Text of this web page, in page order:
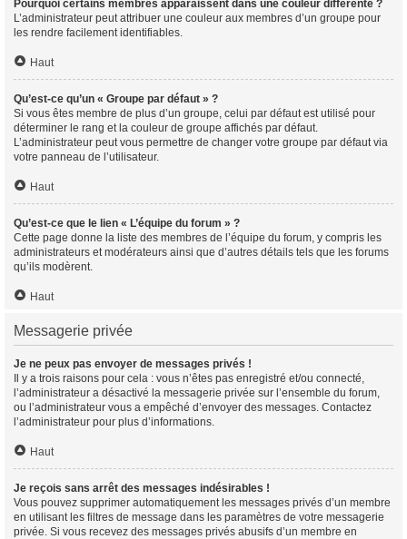
Pourquoi certains membres apparaissent dans une couleur différente ?
L’administrateur peut attribuer une couleur aux membres d’un groupe pour
les rendre facilement identifiables.
Haut
Qu’est-ce qu’un « Groupe par défaut » ?
Si vous êtes membre de plus d’un groupe, celui par défaut est utilisé pour
déterminer le rang et la couleur de groupe affichés par défaut.
L’administrateur peut vous permettre de changer votre groupe par défaut via
votre panneau de l’utilisateur.
Haut
Qu’est-ce que le lien « L’équipe du forum » ?
Cette page donne la liste des membres de l’équipe du forum, y compris les
administrateurs et modérateurs ainsi que d’autres détails tels que les forums
qu’ils modèrent.
Haut
Messagerie privée
Je ne peux pas envoyer de messages privés !
Il y a trois raisons pour cela : vous n’êtes pas enregistré et/ou connecté,
l’administrateur a désactivé la messagerie privée sur l’ensemble du forum,
ou l’administrateur vous a empêché d’envoyer des messages. Contactez
l’administrateur pour plus d’informations.
Haut
Je reçois sans arrêt des messages indésirables !
Vous pouvez supprimer automatiquement les messages privés d’un membre
en utilisant les filtres de message dans les paramètres de votre messagerie
privée. Si vous recevez des messages privés abusifs d’un membre en